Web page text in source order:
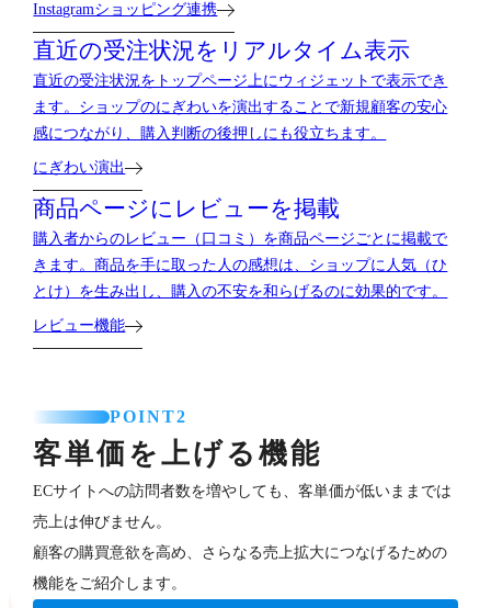
Instagramショッピング連携
直近の受注状況をリアルタイム表示
直近の受注状況をトップページ上にウィジェットで表示でき
ます。ショップのにぎわいを演出することで新規顧客の安心
感につながり、購入判断の後押しにも役立ちます。
にぎわい演出
商品ページにレビューを掲載
購入者からのレビュー（口コミ）を商品ページごとに掲載で
きます。商品を手に取った人の感想は、ショップに人気（ひ
とけ）を生み出し、購入の不安を和らげるのに効果的です。
レビュー機能
POINT2
客単価を上げる機能
ECサイトへの訪問者数を増やしても、客単価が低いままでは
売上は伸びません。
顧客の購買意欲を高め、さらなる売上拡大につなげるための
機能をご紹介します。